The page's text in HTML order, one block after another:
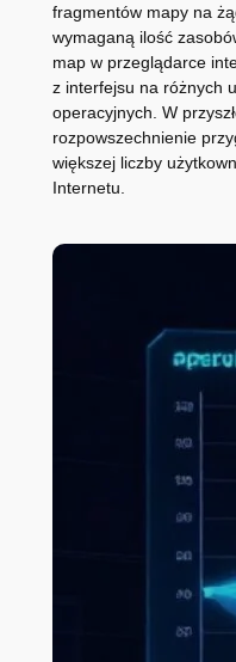
fragmentów mapy na
wymaganą ilość
map w przeglądarce
z interfejsu na różnych
operacyjnych. W
rozpowszechnienie
większej liczby
Internetu.